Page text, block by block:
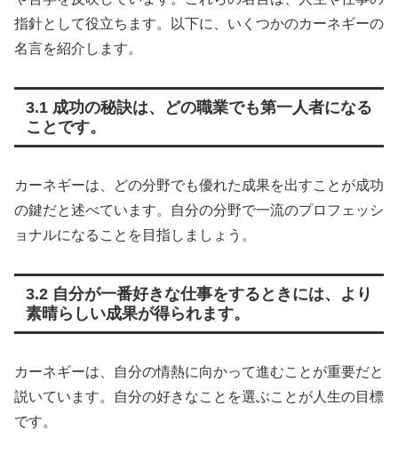
指針として役立ちます。以下に、いくつかのカーネギーの
名言を紹介します。
3.1 成功の秘訣は、どの職業でも第一人者になる
ことです。
カーネギーは、どの分野でも優れた成果を出すことが成功
の鍵だと述べています。自分の分野で一流のプロフェッシ
ョナルになることを目指しましょう。
3.2 自分が一番好きな仕事をするときには、より
素晴らしい成果が得られます。
カーネギーは、自分の情熱に向かって進むことが重要だと
説いています。自分の好きなことを選ぶことが人生の目標
です。